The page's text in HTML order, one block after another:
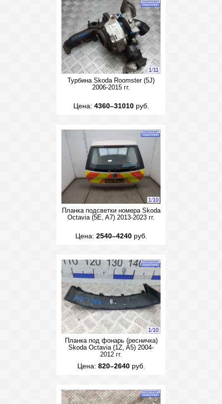
1/11
Турбина Skoda Roomster (5J)
2006-2015 гг.
Цена: 4360–31010руб.
1/10
Планка подсветки номера Skoda
Octavia (5E, A7) 2013-2023 гг.
Цена: 2540–4240руб.
1/10
Планка под фонарь (ресничка)
Skoda Octavia (1Z, A5) 2004-
2012 гг.
Цена: 820–2640руб.